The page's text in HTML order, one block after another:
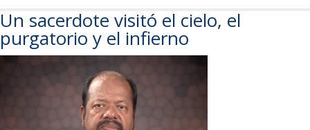
Un sacerdote visitó el cielo, el
purgatorio y el infierno